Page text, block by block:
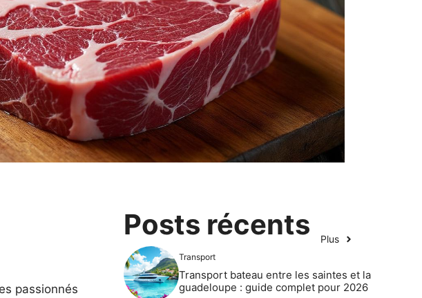
passionnés
Posts récents Plus
Transport
Transport bateau entre les saintes et la
guadeloupe : guide complet pour 2026